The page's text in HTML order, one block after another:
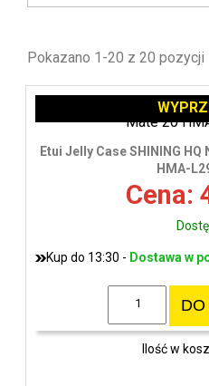
Pokazano 1-20 z 20 pozycji
Etui Jelly Case SHINING
HMA-
Cena:
Kup do 13:30 - Dostawa w
Ilość w